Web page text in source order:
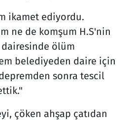
ikamet ediyordu.
ne de komşum H.S'nin
dairesinde ölüm
belediyeden daire için
sonra tescil
çöken ahşap çatıdan